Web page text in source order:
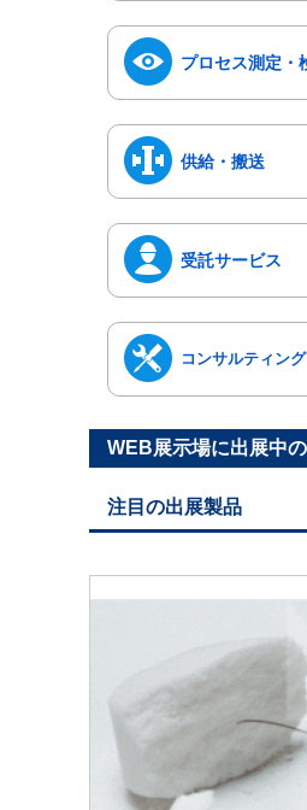
プロセス測定・
供給・搬送
受託サービス
コンサルティン
WEB展示場に出展中
注目の出展製品